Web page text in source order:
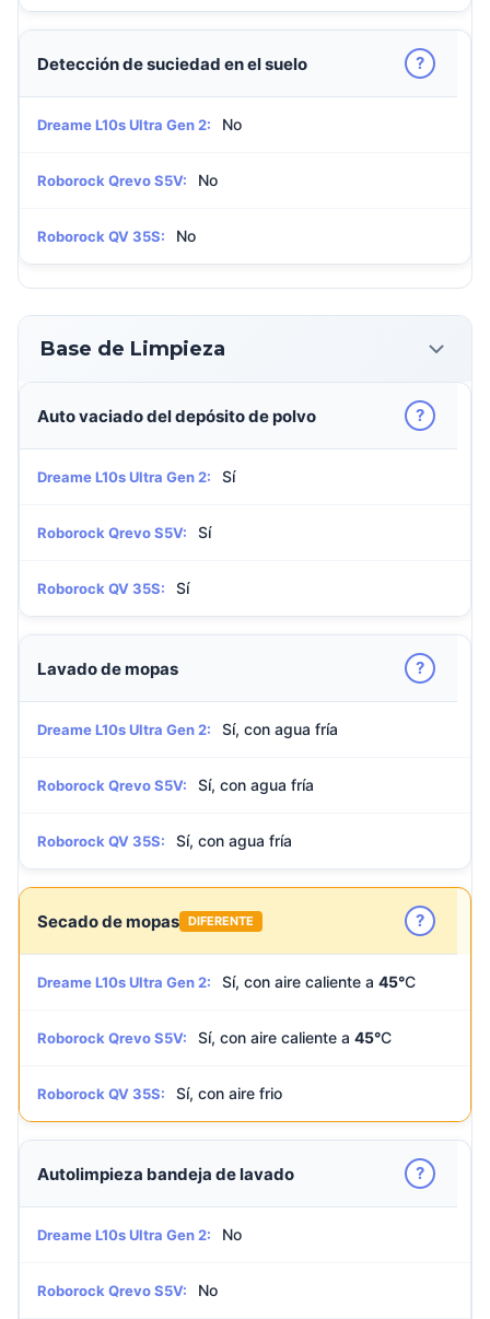
Detección de suciedad en el suelo ?
Dreame L10s Ultra Gen 2: No
Roborock Qrevo S5V: No
Roborock QV 35S: No
Base de Limpieza
Auto vaciado del depósito de polvo ?
Dreame L10s Ultra Gen 2: Sí
Roborock Qrevo S5V: Sí
Roborock QV 35S: Sí
Lavado de mopas ?
Dreame L10s Ultra Gen 2: Sí, con agua fría
Roborock Qrevo S5V: Sí, con agua fría
Roborock QV 35S: Sí, con agua fría
Secado de mopas DIFERENTE ?
Dreame L10s Ultra Gen 2: Sí, con aire caliente a 45°C
Roborock Qrevo S5V: Sí, con aire caliente a 45°C
Roborock QV 35S: Sí, con aire frio
Autolimpieza bandeja de lavado ?
Dreame L10s Ultra Gen 2: No
Roborock Qrevo S5V: No